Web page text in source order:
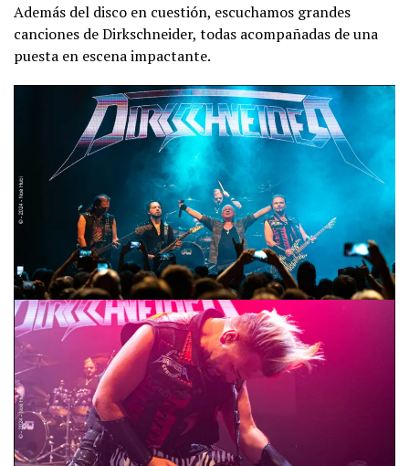
Además del disco en cuestión, escuchamos grandes
canciones de Dirkschneider, todas acompañadas de una
puesta en escena impactante.